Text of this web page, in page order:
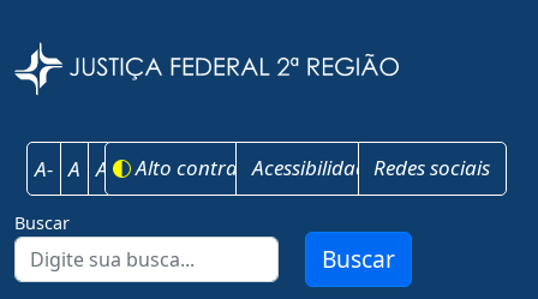
A- A A+ Alto contrasteAcessibilidadeRedes sociais
Buscar
Buscar